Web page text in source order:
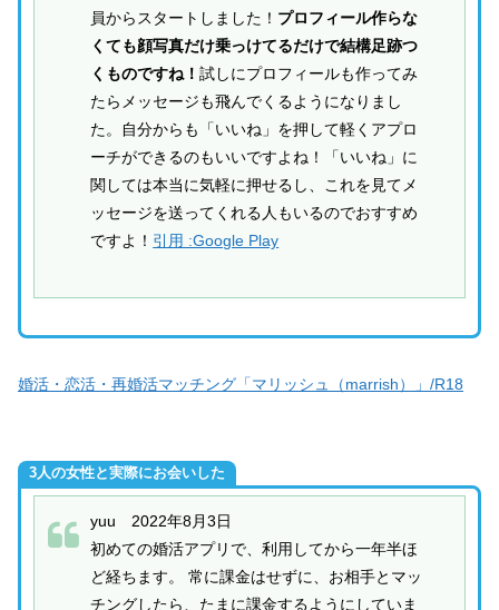
員からスタートしました！ プロフィール作らな
くても顔写真だけ乗っけてるだけで結構足跡つ
くものですね！試しにプロフィールも作ってみ
たらメッセージも飛んでくるようになりまし
た。自分からも「いいね」を押して軽くアプロ
ーチができるのもいいですよね！「いいね」に
関しては本当に気軽に押せるし、これを見てメ
ッセージを送ってくれる人もいるのでおすすめ
ですよ！ 引用 :Google Play
婚活・恋活・再婚活マッチング「マリッシュ（marrish）」/R18
3人の女性と実際にお会いした
yuu 2022年8月3日
初めての婚活アプリで、利用してから一年半ほ
ど経ちます。 常に課金はせずに、お相手とマッ
チングしたら、たまに課金するようにしていま